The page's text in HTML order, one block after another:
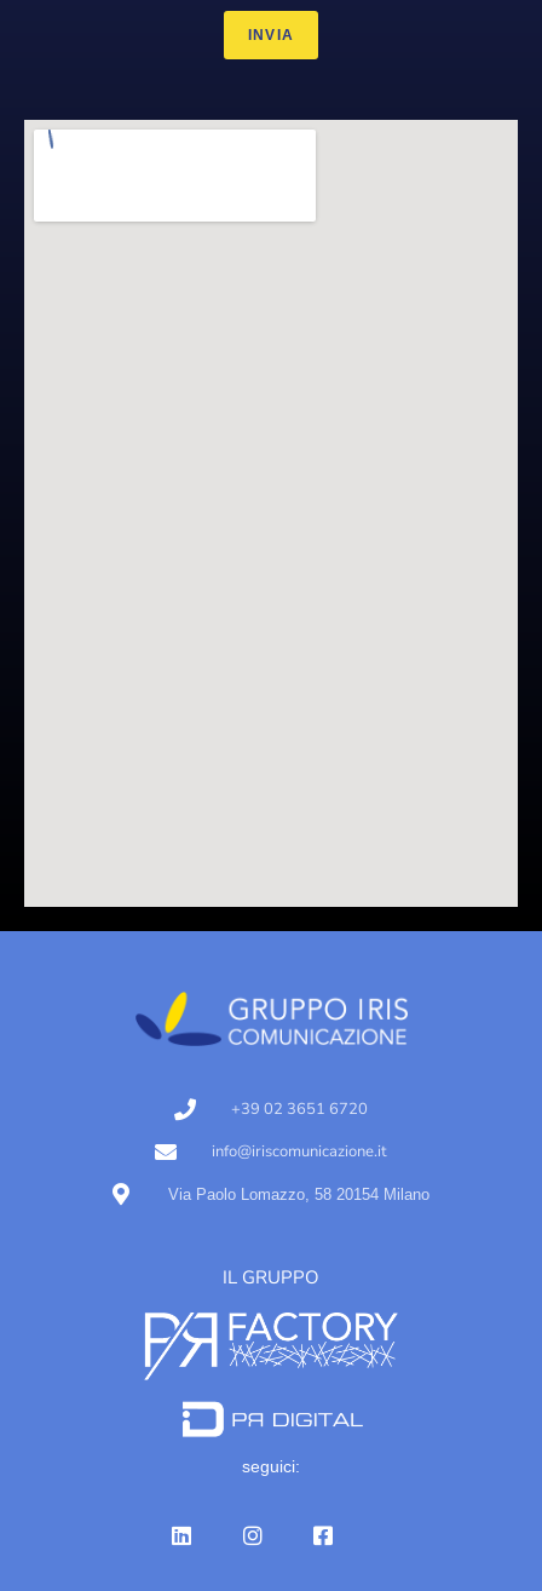
INVIA
+39 02 3651 6720
info@iriscomunicazione.it
Via Paolo Lomazzo, 58 20154 Milano
IL GRUPPO
seguici: